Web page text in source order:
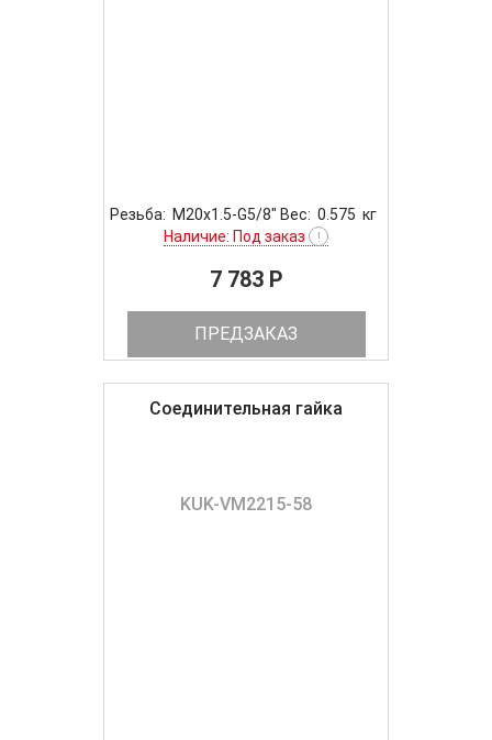
Резьба: M20x1.5-G5/8" Вес: 0.575 кг
Наличие: Под заказ
!
7 783 P
ПРЕДЗАКАЗ
Соединительная гайка
KUK-VM2215-58